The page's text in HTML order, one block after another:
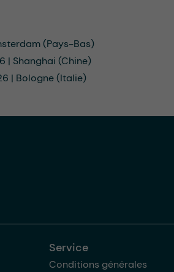
(Pays-Bas)
| Shanghai (Chine)
| Bologne (Italie)
Service
Conditions générales